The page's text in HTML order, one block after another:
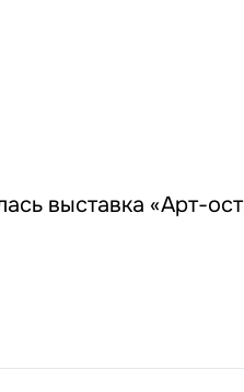
выставка «Арт-